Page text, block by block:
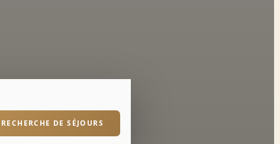
RECHERCHE DE SÉJOURS